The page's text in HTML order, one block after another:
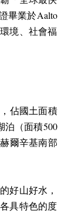
畢業於Aalto
境、社會福
佔國土面積
泊（面積500
爾辛基南部
好山好水，
具特色的度